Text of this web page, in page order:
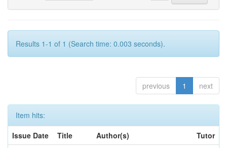
Results 1-1 of 1 (Search time: 0.003 seconds).
previous 1 next
Item hits:
Issue Date
Title Author(s)
Tutor